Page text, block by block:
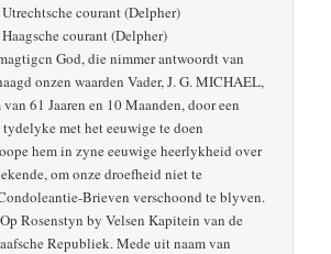
courant (Delpher)
courant (Delpher)
God, die nimmer antwoordt van
onzen waarden Vader, J. G. MICHAEL,
61 Jaaren en 10 Maanden, door een
met het eeuwige te doen
hem in zyne eeuwige heerlykheid over
om onze droefheid niet te
Brieven verschoond te blyven.
Rosenstyn by Velsen Kapitein van de
Republiek. Mede uit naam van